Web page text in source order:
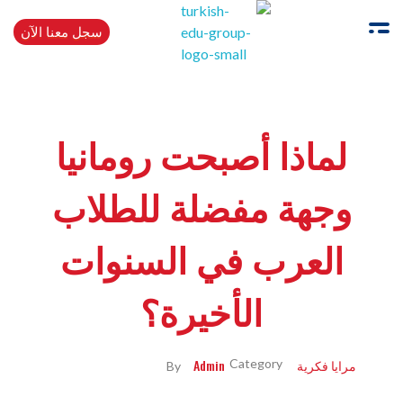
سجل معنا الآن
لماذا أصبحت رومانيا
وجهة مفضلة للطلاب
العرب في السنوات
الأخيرة؟
By Admin مرايا فكرية